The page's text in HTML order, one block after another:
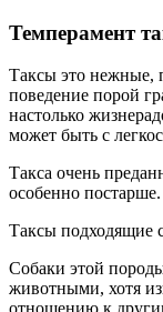
Темперамент
Таксы это нежные,
поведение порой
настолько
может быть с
Такса очень
особенно постарше.
Таксы подходящие
Собаки этой
животными, хотя